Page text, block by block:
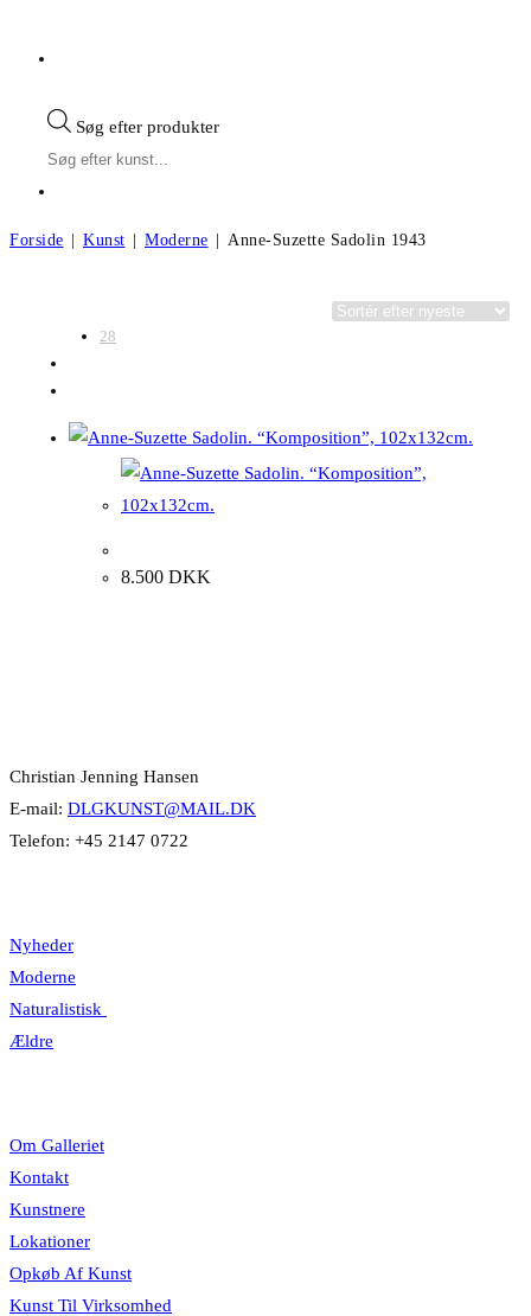
Søg efter produkter
Forside | Kunst | Moderne | Anne-Suzette Sadolin 1943
28
8.500 DKK
Christian Jenning Hansen
E-mail: DLGKUNST@MAIL.DK
Telefon: +45 2147 0722
Nyheder
Moderne
Naturalistisk
Ældre
Om Galleriet
Kontakt
Kunstnere
Lokationer
Opkøb Af Kunst
Kunst Til Virksomhed